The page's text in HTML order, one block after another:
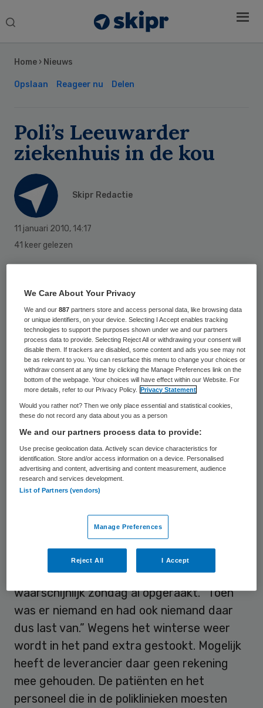
Search
Home › Nieuws
Opslaan Reageer nu Delen
Poli’s Leeuwarder
ziekenhuis in de kou
Skipr Redactie
11 januari 2010, 14:17
41 keer gelezen
van het Medisch Centrum Leeuwarden
(MCL) hebben maandagochtend in de kou
gezeten.
Gastank leeg
De klinieken zitten tijdelijk in een bijgebouw
in de buurt van het hoofdziekenhuis en
hebben hun eigen kachels. De
gasleverancier had om onbekende redenen
de gastank niet gevuld. “En toen was het
daar vanmorgen ineens heel koud”, volgens
Extra stoken
Volgens de woordvoerder is het gas
waarschijnlijk zondag al opgeraakt. “Toen
was er niemand en had ook niemand daar
dus last van.” Wegens het winterse weer
wordt in het pand extra gestookt. Mogelijk
heeft de leverancier daar geen rekening
mee gehouden. De patiënten en het
personeel die in de poliklinieken moesten
Sidebar
We Care About Your Privacy
We and our887 partners store and access personal data, like browsing data
or unique identifiers, on your device. Selecting I Accept enables tracking
technologies to support the purposes shown under we and our partners
process data to provide. Selecting Reject All or withdrawing your consent will
disable them. If trackers are disabled, some content and ads you see may not
be as relevant to you. You can resurface this menu to change your choices or
withdraw consent at any time by clicking the Manage Preferences link on the
bottom of the webpage. Your choices will have effect within our Website. For
more details, refer to our Privacy Policy.
Privacy Statement
Would you rather not? Then we only place essential and statistical cookies,
these do not record any data about you as a person
We and our partners process data to provide:
Use precise geolocation data. Actively scan device characteristics for
identification. Store and/or access information on a device. Personalised
advertising and content, advertising and content measurement, audience
research and services development.
List of Partners (vendors)
Manage Preferences
Reject All I Accept